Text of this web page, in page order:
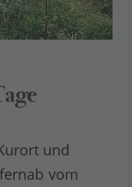
und
vom